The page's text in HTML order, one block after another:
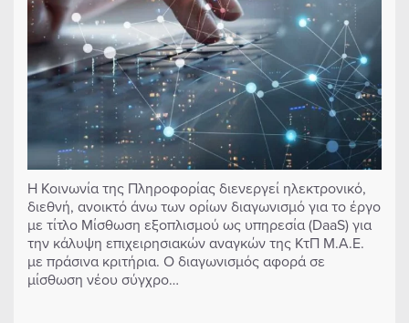
Η Κοινωνία της Πληροφορίας διενεργεί ηλεκτρονικό,
διεθνή, ανοικτό άνω των ορίων διαγωνισμό για το έργο
με τίτλο Μίσθωση εξοπλισμού ως υπηρεσία (DaaS) για
την κάλυψη επιχειρησιακών αναγκών της ΚτΠ Μ.Α.Ε.
με πράσινα κριτήρια. Ο διαγωνισμός αφορά σε
μίσθωση νέου σύγχρο…